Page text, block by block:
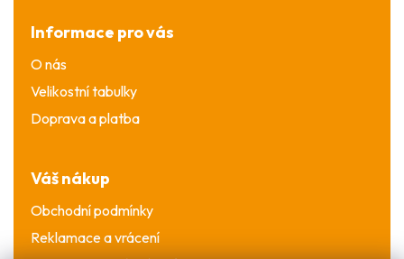
Informace pro vás
O nás
Velikostní tabulky
Doprava a platba
Váš nákup
Obchodní podmínky
Reklamace a vrácení